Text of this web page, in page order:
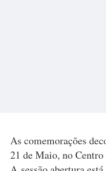
As comemorações
21 de Maio, no